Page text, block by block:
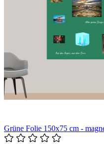
Grüne Folie 150x75 cm -